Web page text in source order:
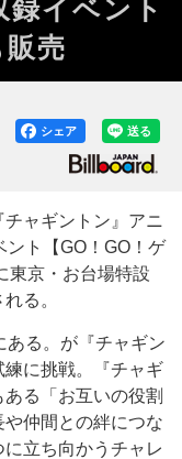
録イベント
売
送る
シェア
ャギントン』アニ
ント【GO！GO！ゲ
東京・お台場特設
る。
る。が『チャギン
練に挑戦。『チャギ
る「お互いの役割
仲間との絆につな
立ち向かうチャレ